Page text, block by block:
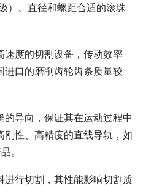
）、直径和螺距合适的滚珠
速度的切割设备，传动效率
进口的磨削齿轮齿条质量较
导向，保证其在运动过程中
性、高精度的直线导轨，如
。
进行切割，其性能影响切割质